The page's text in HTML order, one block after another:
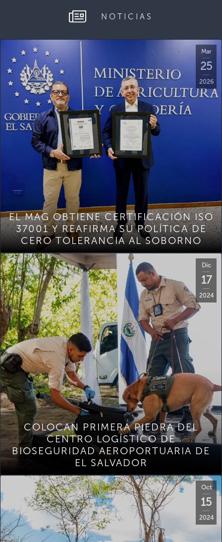
NOTICIAS
Mar
25
2026
EL MAG OBTIENE CERTIFICACIÓN ISO
37001 Y REAFIRMA SU POLÍTICA DE
CERO TOLERANCIA AL SOBORNO
Dic
17
2024
COLOCAN PRIMERA PIEDRA DEL
CENTRO LOGÍSTICO DE
BIOSEGURIDAD AEROPORTUARIA DE
EL SALVADOR
Oct
15
2024